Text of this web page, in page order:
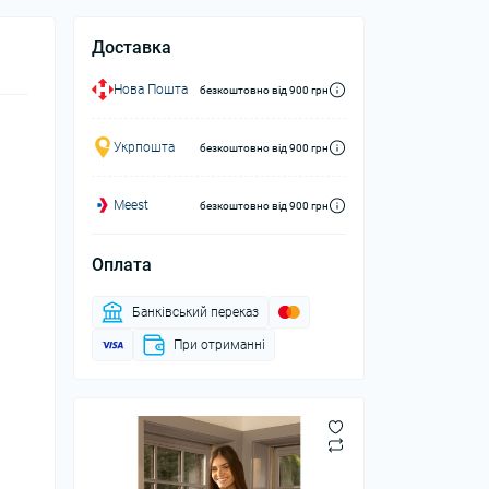
Доставка
Нова Пошта безкоштовно від 900 грн
Укрпошта безкоштовно від 900 грн
Meest безкоштовно від 900 грн
Оплата
Банківський переказ
При отриманні